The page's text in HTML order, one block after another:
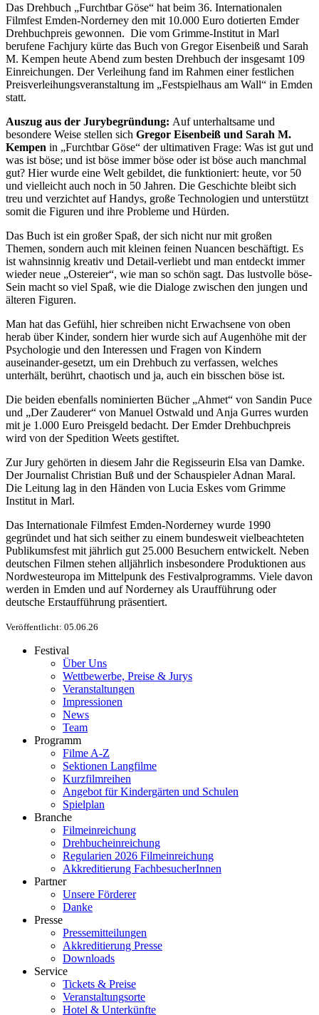
Das Drehbuch „Furchtbar Göse“ hat beim 36. Internationalen
Filmfest Emden-Norderney den mit 10.000 Euro dotierten Emder
Drehbuchpreis gewonnen. Die vom Grimme-Institut in Marl
berufene Fachjury kürte das Buch von Gregor Eisenbeiß und Sarah
M. Kempen heute Abend zum besten Drehbuch der insgesamt 109
Einreichungen. Der Verleihung fand im Rahmen einer festlichen
Preisverleihungsveranstaltung im „Festspielhaus am Wall“ in Emden
statt.
Auszug aus der Jurybegründung: Auf unterhaltsame und
besondere Weise stellen sich Gregor Eisenbeiß und Sarah M.
Kempen in „Furchtbar Göse“ der ultimativen Frage: Was ist gut und
was ist böse; und ist böse immer böse oder ist böse auch manchmal
gut? Hier wurde eine Welt gebildet, die funktioniert: heute, vor 50
und vielleicht auch noch in 50 Jahren. Die Geschichte bleibt sich
treu und verzichtet auf Handys, große Technologien und unterstützt
somit die Figuren und ihre Probleme und Hürden.
Das Buch ist ein großer Spaß, der sich nicht nur mit großen
Themen, sondern auch mit kleinen feinen Nuancen beschäftigt. Es
ist wahnsinnig kreativ und Detail-verliebt und man entdeckt immer
wieder neue „Ostereier“, wie man so schön sagt. Das lustvolle böse-
Sein macht so viel Spaß, wie die Dialoge zwischen den jungen und
älteren Figuren.
Man hat das Gefühl, hier schreiben nicht Erwachsene von oben
herab über Kinder, sondern hier wurde sich auf Augenhöhe mit der
Psychologie und den Interessen und Fragen von Kindern
auseinander-gesetzt, um ein Drehbuch zu verfassen, welches
unterhält, berührt, chaotisch und ja, auch ein bisschen böse ist.
Die beiden ebenfalls nominierten Bücher „Ahmet“ von Sandin Puce
und „Der Zauderer“ von Manuel Ostwald und Anja Gurres wurden
mit je 1.000 Euro Preisgeld bedacht. Der Emder Drehbuchpreis
wird von der Spedition Weets gestiftet.
Zur Jury gehörten in diesem Jahr die Regisseurin Elsa van Damke.
Der Journalist Christian Buß und der Schauspieler Adnan Maral.
Die Leitung lag in den Händen von Lucia Eskes vom Grimme
Institut in Marl.
Das Internationale Filmfest Emden-Norderney wurde 1990
gegründet und hat sich seither zu einem bundesweit vielbeachteten
Publikumsfest mit jährlich gut 25.000 Besuchern entwickelt. Neben
deutschen Filmen stehen alljährlich insbesondere Produktionen aus
Nordwesteuropa im Mittelpunk des Festivalprogramms. Viele davon
werden in Emden und auf Norderney als Uraufführung oder
deutsche Erstaufführung präsentiert.
Veröffentlicht: 05.06.26
Festival
Über Uns
Wettbewerbe, Preise & Jurys
Veranstaltungen
Impressionen
News
Team
Programm
Filme A-Z
Sektionen Langfilme
Kurzfilmreihen
Angebot für Kindergärten und Schulen
Spielplan
Branche
Filmeinreichung
Drehbucheinreichung
Regularien 2026 Filmeinreichung
Akkreditierung FachbesucherInnen
Partner
Unsere Förderer
Danke
Presse
Pressemitteilungen
Akkreditierung Presse
Downloads
Service
Tickets & Preise
Veranstaltungsorte
Hotel & Unterkünfte